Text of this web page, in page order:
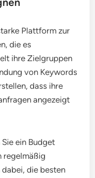
Plattform zur
die es
ihre Zielgruppen
von Keywords
dass ihre
angezeigt
ein Budget
regelmäßig
die besten